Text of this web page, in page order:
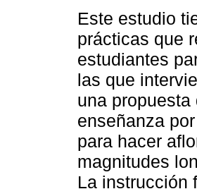
Este estudio
prácticas que
estudiantes
las que
una
enseñanza
para hacer
magnitudes
La instrucción